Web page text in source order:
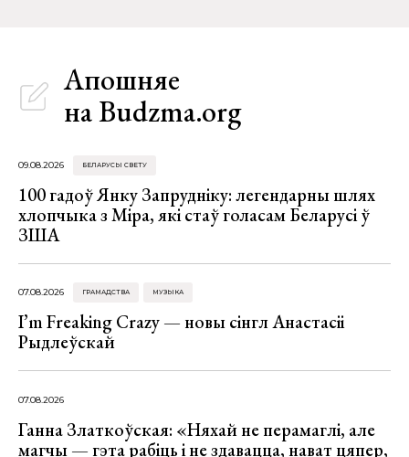
Апошняе
на Budzma.org
09.08.2026 БЕЛАРУСЫ СВЕТУ
100 гадоў Янку Запрудніку: легендарны шлях
хлопчыка з Міра, які стаў голасам Беларусі ў
ЗША
07.08.2026 ГРАМАДСТВА МУЗЫКА
I’m Freaking Crazy — новы сінгл Анастасіі
Рыдлеўскай
07.08.2026
Ганна Златкоўская: «Няхай не перамаглі, але
магчы — гэта рабіць і не здавацца, нават цяпер,